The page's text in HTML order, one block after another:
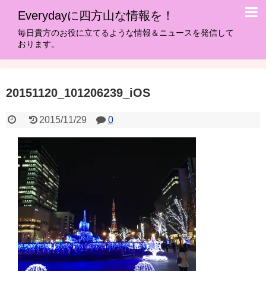
Everydayに四方山な情報を！
毎日貴方のお役に立てるような情報＆ニュースを発信して
おります。
20151120_101206239_iOS
2015/11/29 0